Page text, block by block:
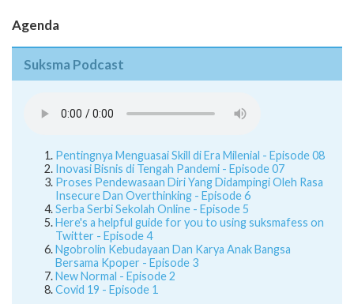
Agenda
Suksma Podcast
Pentingnya Menguasai Skill di Era Milenial - Episode 08
Inovasi Bisnis di Tengah Pandemi - Episode 07
Proses Pendewasaan Diri Yang Didampingi Oleh Rasa
Insecure Dan Overthinking - Episode 6
Serba Serbi Sekolah Online - Episode 5
Here's a helpful guide for you to using suksmafess on
Twitter - Episode 4
Ngobrolin Kebudayaan Dan Karya Anak Bangsa
Bersama Kpoper - Episode 3
New Normal - Episode 2
Covid 19 - Episode 1